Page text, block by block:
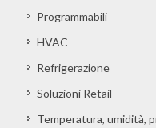
Programmabili
HVAC
Refrigerazione
Soluzioni Retail
Temperatura, umidità,